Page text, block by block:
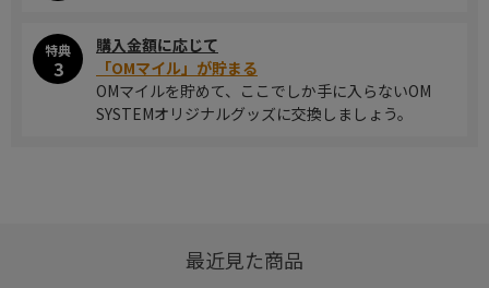
特典
3
購入金額に応じて
「OMマイル」が貯まる
OMマイルを貯めて、ここでしか手に入らないOM
SYSTEMオリジナルグッズに交換しましょう。
最近見た商品